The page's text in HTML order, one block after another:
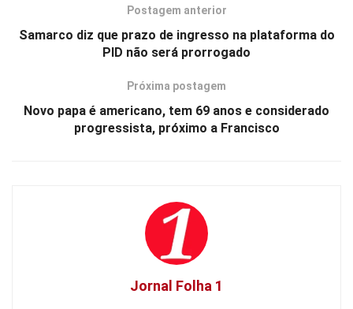
Postagem anterior
Samarco diz que prazo de ingresso na plataforma do
PID não será prorrogado
Próxima postagem
Novo papa é americano, tem 69 anos e considerado
progressista, próximo a Francisco
Jornal Folha 1